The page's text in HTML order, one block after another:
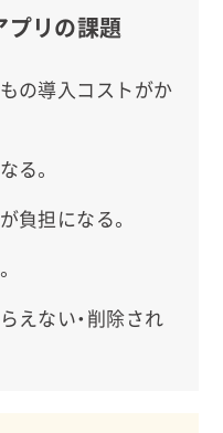
様のサービスがス
プリの課題
の導入コストがか
る。
負担になる。
えない・削除され